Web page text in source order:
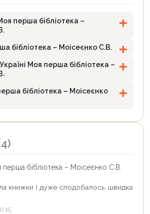
перша бібліотека –
бібліотека – Моісеєнко С.В.
Моя перша бібліотека –
бібліотека – Моісеєнко
перша бібліотека – Моісеєнко С.В.
книжки ) дуже сподобалось, швидка